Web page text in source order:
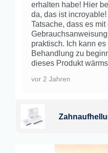
erhalten habe! Hier
da, das ist
Tatsache, dass es
praktisch. Ich kann
Behandlung zu
dieses Produkt
vor 2 Jahren